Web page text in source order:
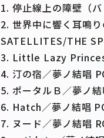
1. 停止線上の障壁（
2. 世界中に響く耳鳴
SATELLITES/THE
3. Little Lazy
4. 汀の宿／夢ノ結唱
5. ポータルＢ／夢ノ
6. Hatch／夢ノ結唱
7. ヌード／夢ノ結唱